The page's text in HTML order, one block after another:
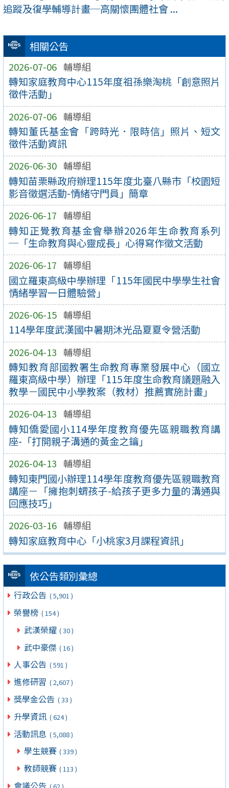
相關公告
2026-07-06 輔導組
轉知家庭教育中心115年度祖孫樂淘桃「創意照片
徵件活動」
2026-07-06 輔導組
轉知董氏基金會「跨時光．限時信」照片、短文
徵件活動資訊
2026-06-30 輔導組
轉知苗栗縣政府辦理115年度北臺八縣市「校園短
影音徵選活動-情緒守門員」簡章
2026-06-17 輔導組
轉知正覺教育基金會舉辦2026年生命教育系列
─「生命教育與心靈成長」心得寫作徵文活動
2026-06-17 輔導組
國立羅東高級中學辦理「115年國民中學學生社會
情緒學習一日體驗營」
2026-06-15 輔導組
114學年度武漢國中暑期沐光品夏夏令營活動
2026-04-13 輔導組
轉知教育部國教署生命教育專業發展中心（國立
羅東高級中學）辦理「115年度生命教育議題融入
教學－國民中小學教案（教材）推薦實施計畫」
2026-04-13 輔導組
轉知僑愛國小114學年度教育優先區親職教育講
座-「打開親子溝通的黃金之鑰」
2026-04-13 輔導組
轉知東門國小辦理114學年度教育優先區親職教育
講座－「擁抱刺蝟孩子-給孩子更多力量的溝通與
回應技巧」
2026-03-16 輔導組
轉知家庭教育中心「小桃家3月課程資訊」
依公告類別彙總
行政公告 ( 5,901 )
榮譽榜 ( 154 )
武漢榮耀 ( 30 )
武中豪傑 ( 16 )
人事公告 ( 591 )
進修研習 ( 2,607 )
獎學金公告 ( 33 )
升學資訊 ( 624 )
活動訊息 ( 5,088 )
學生競賽 ( 339 )
教師競賽 ( 113 )
會議公告
追蹤及復學輔導計畫─高關懷團體社會 ...